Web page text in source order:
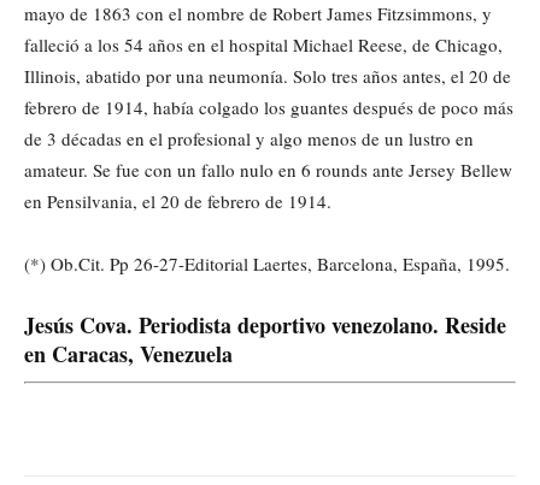
mayo de 1863 con el nombre de Robert James Fitzsimmons, y
falleció a los 54 años en el hospital Michael Reese, de Chicago,
Illinois, abatido por una neumonía. Solo tres años antes, el 20 de
febrero de 1914, había colgado los guantes después de poco más
de 3 décadas en el profesional y algo menos de un lustro en
amateur. Se fue con un fallo nulo en 6 rounds ante Jersey Bellew
en Pensilvania, el 20 de febrero de 1914.
(*) Ob.Cit. Pp 26-27-Editorial Laertes, Barcelona, España, 1995.
Jesús Cova. Periodista deportivo venezolano. Reside
en Caracas, Venezuela